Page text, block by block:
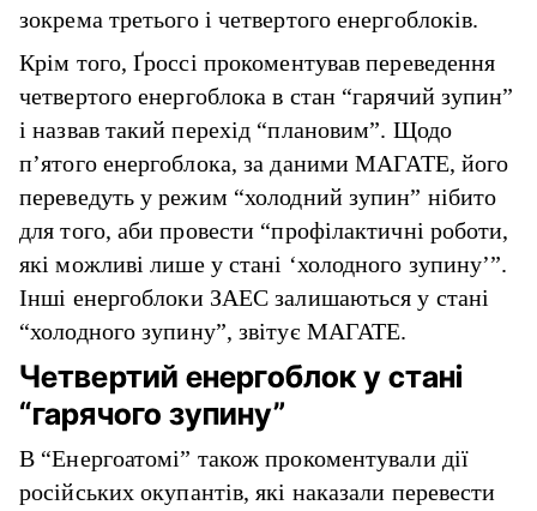
зокрема третього і четвертого енергоблоків.
Крім того, Ґроссі прокоментував переведення
четвертого енергоблока в стан “гарячий зупин”
і назвав такий перехід “плановим”. Щодо
п’ятого енергоблока, за даними МАГАТЕ, його
переведуть у режим “холодний зупин” нібито
для того, аби провести “профілактичні роботи,
які можливі лише у стані ‘холодного зупину’”.
Інші енергоблоки ЗАЕС залишаються у стані
“холодного зупину”, звітує МАГАТЕ.
Четвертий енергоблок у стані
“гарячого зупину”
В “Енергоатомі” також прокоментували дії
російських окупантів, які наказали перевести